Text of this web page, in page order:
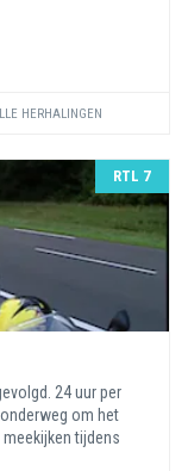
HERHALINGEN
RTL 7
24 uur per
om het
tijdens